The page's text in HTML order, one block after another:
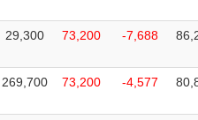
29,300 73,200 -7,688
269,700 73,200 -4,577